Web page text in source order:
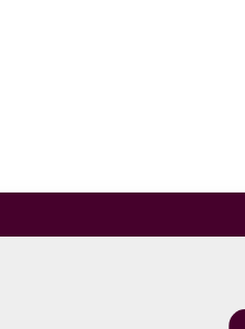
Spedizioni, Resi e Pagamenti